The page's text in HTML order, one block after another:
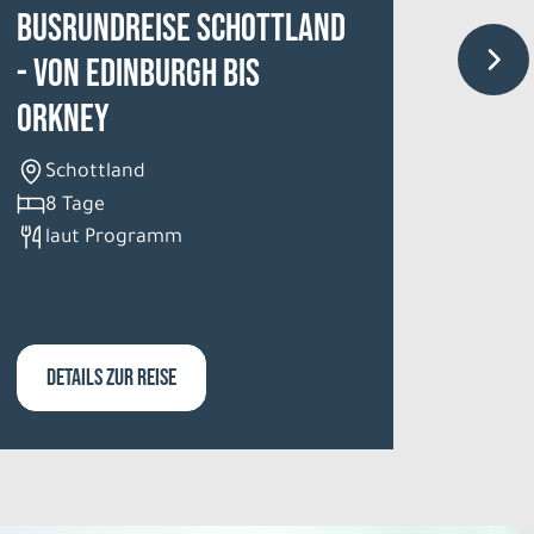
Busrundreise Schottland
- von Edinburgh bis
Orkney
Schottland
8 Tage
laut Programm
DETAILS ZUR REISE